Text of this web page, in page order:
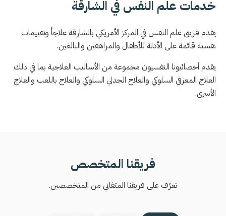
خدمات علم النفس في الشارقة
يقدم فريق علم النفس في المركز الأمريكي بالشارقة علاجاً وتقييمات
نفسية قائمة على الأدلة للأطفال والمراهقين والبالغين.
يقدم أخصائيونا النفسيون مجموعة من الأساليب العلاجية بما في ذلك
العلاج المعرفي السلوكي والعلاج الجدلي السلوكي والعلاج باللعب والعلاج
الأسري.
فريقنا المتخصص
تعرّف على فريقنا المتفاني من المتخصصين.